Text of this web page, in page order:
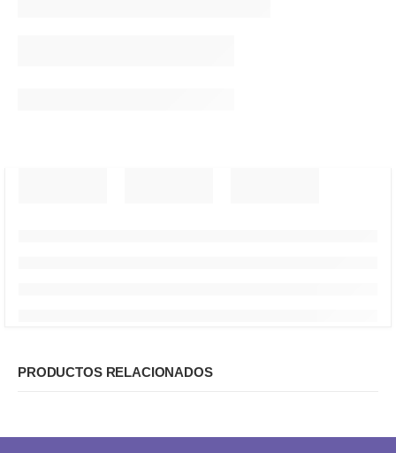
PRODUCTOS RELACIONADOS